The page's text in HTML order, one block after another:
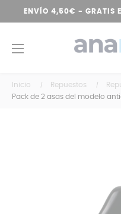
ENVÍO 4,50€ - GRATIS
Navegación
☰
Inicio Repuestos
Pack de 2 asas del modelo